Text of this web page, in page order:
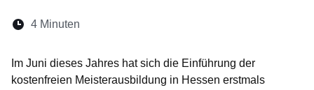
Lesedauer:
4 Minuten
Im Juni dieses Jahres hat sich die Einführung der
kostenfreien Meisterausbildung in Hessen erstmals